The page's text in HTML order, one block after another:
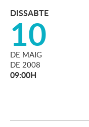
DISSABTE
10
DE MAIG
DE 2008
09:00H